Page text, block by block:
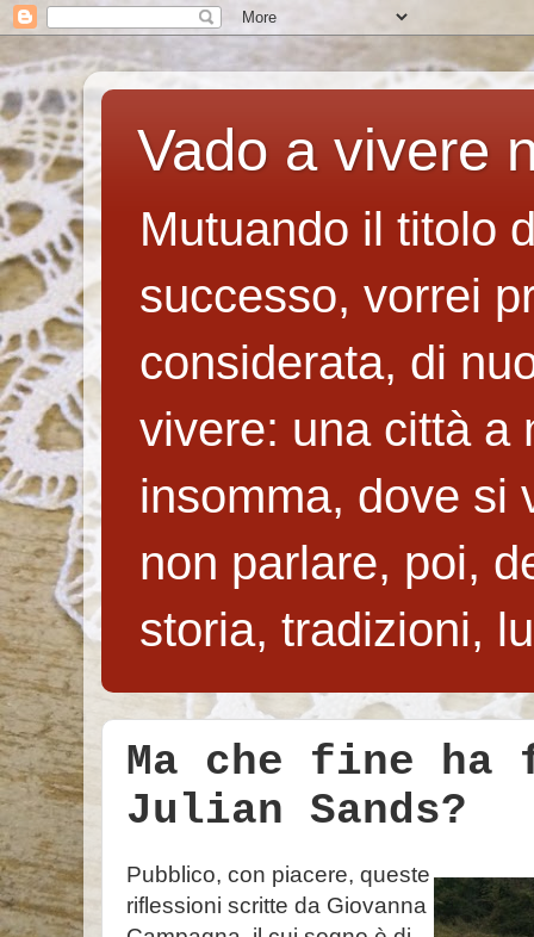
Vado a vivere
Mutuando il titolo
successo, vorrei
considerata, di
vivere: una città a
insomma, dove si
non parlare, poi,
storia, tradizioni,
Ma che fine ha
Julian Sands?
Pubblico, con piacere, queste
riflessioni scritte da Giovanna